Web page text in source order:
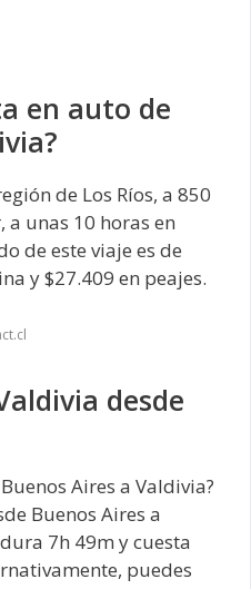
en auto de
de Los Ríos, a 850
a unas 10 horas en
de este viaje es de
y $27.409 en peajes.
desde
Aires a Valdivia?
Buenos Aires a
7h 49m y cuesta
puedes